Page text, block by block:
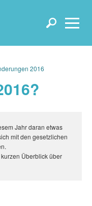
2016
Jahr daran etwas
mit den gesetzlichen
Überblick über